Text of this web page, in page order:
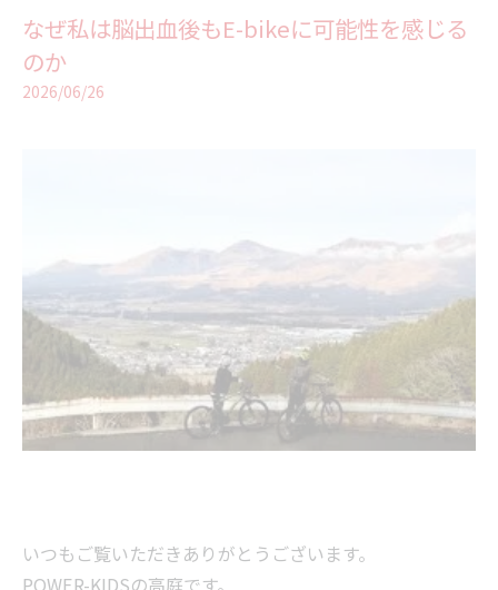
なぜ私は脳出血後もE-bikeに可能性を感じる
のか
2026/06/26
いつもご覧いただきありがとうございます。
POWER-KIDSの高庭です。